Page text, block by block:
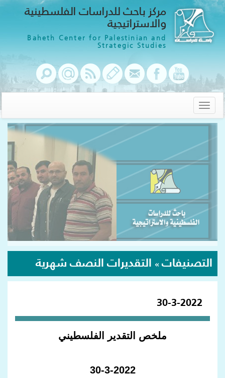
مركز باحث للدراسات الفلسطينية
والاستراتيجية
Baheth Center for Palestinian and
Strategic Studies
Toggle
navigation
التصنيفات » التقديرات النصف شهرية
30-3-2022
ملخص التقدير الفلسطيني
30-3-2022